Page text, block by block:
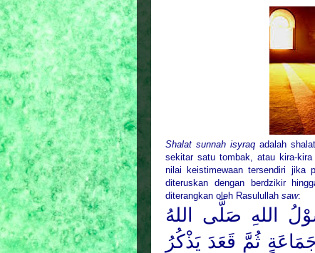
Shalat sunnah isyraq adalah
sekitar satu tombak, atau kira-
nilai keistimewaan tersendiri jika
diteruskan dengan berdzikir
diterangkan oleh Rasulullah saw:
اللهِ صَلَّى اللهُ
ثُمَّ قَعَدَ يَذْكُرُ